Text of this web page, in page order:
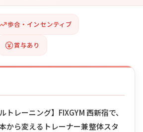
歩合・インセンティブ
賞与あり
トレーニング】FIXGYM 西新宿で、
から変えるトレーナー兼整体スタ